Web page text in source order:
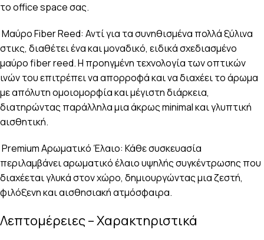
το office space σας.
Μαύρο Fiber Reed: Αντί για τα συνηθισμένα πολλά ξύλινα
στικς, διαθέτει ένα και μοναδικό, ειδικά σχεδιασμένο
μαύρο fiber reed. Η προηγμένη τεχνολογία των οπτικών
ινών του επιτρέπει να απορροφά και να διαχέει το άρωμα
με απόλυτη ομοιομορφία και μέγιστη διάρκεια,
διατηρώντας παράλληλα μια άκρως minimal και γλυπτική
αισθητική.
Premium Αρωματικό Έλαιο: Κάθε συσκευασία
περιλαμβάνει αρωματικό έλαιο υψηλής συγκέντρωσης που
διαχέεται γλυκά στον χώρο, δημιουργώντας μια ζεστή,
φιλόξενη και αισθησιακή ατμόσφαιρα.
Λεπτομέρειες – Χαρακτηριστικά